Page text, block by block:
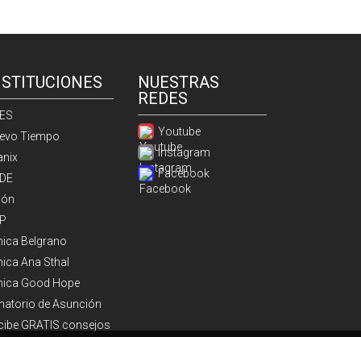
Tiempo
Belgrano
Ana Sthal
Good Hope
de Asunción
GRATIS consejos
NUESTRAS
REDES
Youtube
Instagram
Facebook